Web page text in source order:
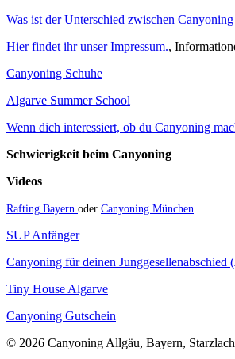
Was ist der Unterschied zwischen
Hier findet ihr unser Impressum.,
Canyoning Schuhe
Algarve Summer School
Wenn dich interessiert, ob du Canyoning
Schwierigkeit beim Canyoning
Videos
Rafting Bayern oder Canyoning München
SUP Anfänger
Canyoning für deinen Junggesellenabschied
Tiny House Algarve
Canyoning Gutschein
© 2026 Canyoning Allgäu, Bayern,